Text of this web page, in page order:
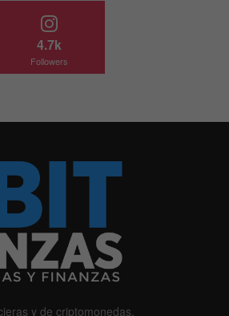
4.7k
Followers
y de criptomonedas.